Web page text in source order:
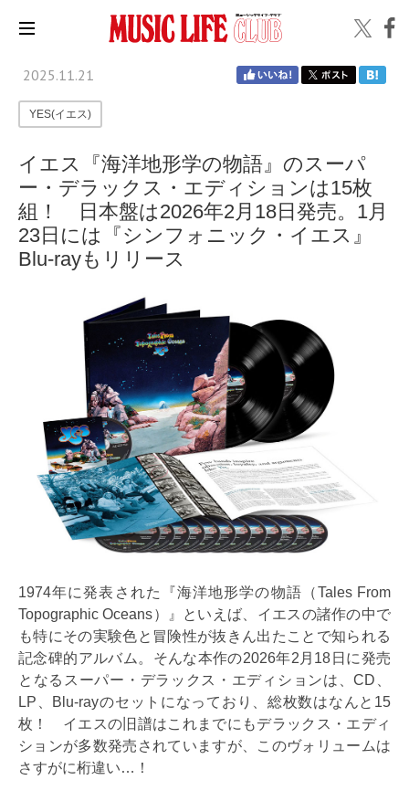
2025.11.21
YES(イエス)
イエス『海洋地形学の物語』のスーパ
ー・デラックス・エディションは15枚
組！ 日本盤は2026年2月18日発売。1月
23日には『シンフォニック・イエス』
Blu-rayもリリース
1974年に発表された『海洋地形学の物語（Tales From
Topographic Oceans）』といえば、イエスの諸作の中で
も特にその実験色と冒険性が抜きん出たことで知られる
記念碑的アルバム。そんな本作の2026年2月18日に発売
となるスーパー・デラックス・エディションは、CD、
LP、Blu-rayのセットになっており、総枚数はなんと15
枚！ イエスの旧譜はこれまでにもデラックス・エディ
ションが多数発売されていますが、このヴォリュームは
さすがに桁違い…！